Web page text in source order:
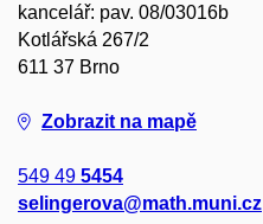
kancelář: pav. 08/03016b
Kotlářská 267/2
611 37 Brno
Zobrazit na mapě
549 49 5454
selingerova@math.muni.cz